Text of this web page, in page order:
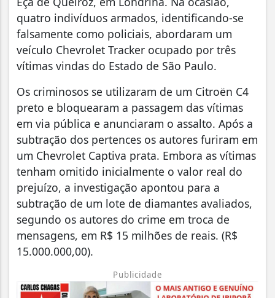
quatro indivíduos armados, identificando-se
falsamente como policiais, abordaram um
veículo Chevrolet Tracker ocupado por três
vítimas vindas do Estado de São Paulo.
Os criminosos se utilizaram de um Citroën C4
preto e bloquearam a passagem das vítimas
em via pública e anunciaram o assalto. Após a
subtração dos pertences os autores furiram em
um Chevrolet Captiva prata. Embora as vítimas
tenham omitido inicialmente o valor real do
prejuízo, a investigação apontou para a
subtração de um lote de diamantes avaliados,
segundo os autores do crime em troca de
mensagens, em R$ 15 milhões de reais. (R$
15.000.000,00).
Publicidade